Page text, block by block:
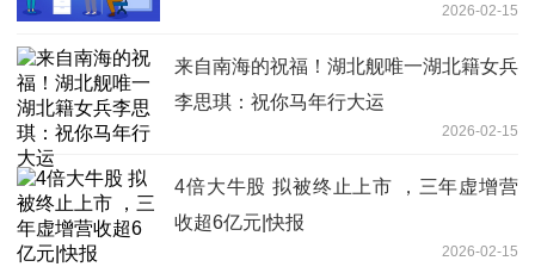
2026-02-15
来自南海的祝福！湖北舰唯一湖北籍女兵
李思琪：祝你马年行大运
2026-02-15
4倍大牛股 拟被终止上市 ，三年虚增营
收超6亿元|快报
2026-02-15